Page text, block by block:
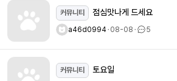
커뮤니티 점심맛나게 드세요
a46d0994ㆍ08-08ㆍ 5
커뮤니티 토요일